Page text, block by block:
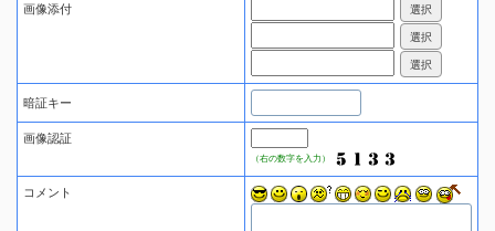
画像添付
暗証キー
画像認証
（右の数字を入力）
コメント